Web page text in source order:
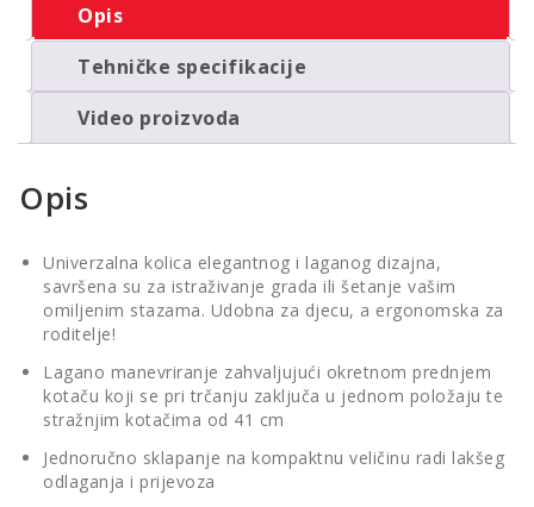
Opis
Tehničke specifikacije
Video proizvoda
Opis
Univerzalna kolica elegantnog i laganog dizajna,
savršena su za istraživanje grada ili šetanje vašim
omiljenim stazama. Udobna za djecu, a ergonomska za
roditelje!
Lagano manevriranje zahvaljujući okretnom prednjem
kotaču koji se pri trčanju zaključa u jednom položaju te
stražnjim kotačima od 41 cm
Jednoručno sklapanje na kompaktnu veličinu radi lakšeg
odlaganja i prijevoza